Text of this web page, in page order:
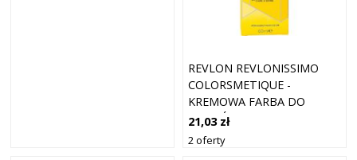
REVLON REVLONISSIMO
COLORSMETIQUE -
KREMOWA FARBA DO
WŁOSÓW, 60ML 7,31 |
ŚREDNI ZŁOTY POPIELATY
BLOND
21,03 zł
2 oferty